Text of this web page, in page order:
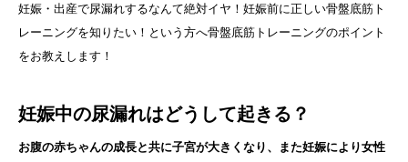
妊娠・出産で尿漏れするなんて絶対イヤ！妊娠前に正しい骨盤底筋ト
レーニングを知りたい！という方へ骨盤底筋トレーニングのポイント
をお教えします！
妊娠中の尿漏れはどうして起きる？
お腹の赤ちゃんの成長と共に子宮が大きくなり、また妊娠により女性